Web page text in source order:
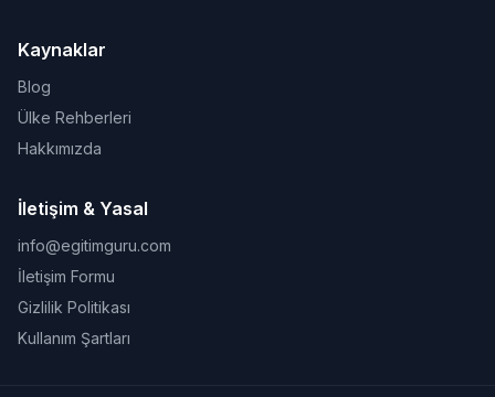
Kaynaklar
Blog
Ülke Rehberleri
Hakkımızda
İletişim & Yasal
info@egitimguru.com
İletişim Formu
Gizlilik Politikası
Kullanım Şartları